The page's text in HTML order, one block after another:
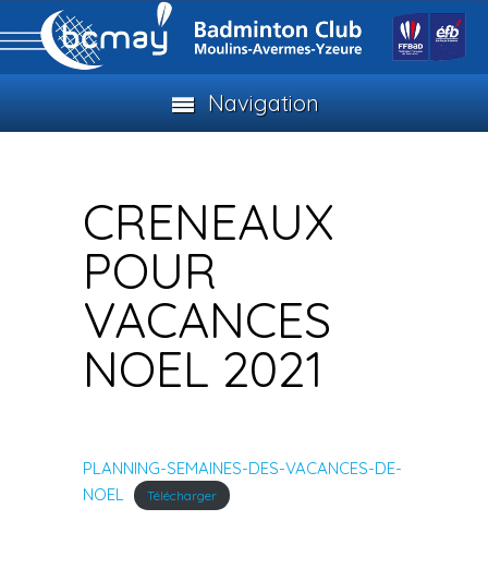
Navigation
CRENEAUX
POUR
VACANCES
NOEL 2021
PLANNING-SEMAINES-DES-VACANCES-DE-
NOEL
Télécharger